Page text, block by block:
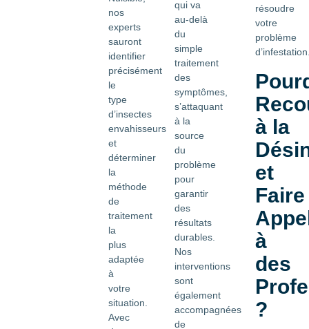
nos
experts
sauront
identifier
précisément
le
type
d’insectes
envahisseurs
et
déterminer
la
méthode
de
traitement
la
plus
adaptée
à
votre
situation.
Avec
qui va
au-delà
du
simple
traitement
des
symptômes,
s’attaquant
à la
source
du
problème
pour
garantir
des
résultats
durables.
Nos
interventions
sont
également
accompagnées
de
résoudre
votre
problème
à la
et
Faire
à
des
?